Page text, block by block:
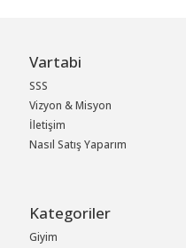
Vartabi
SSS
Vizyon & Misyon
İletişim
Nasıl Satış Yaparım
Kategoriler
Giyim